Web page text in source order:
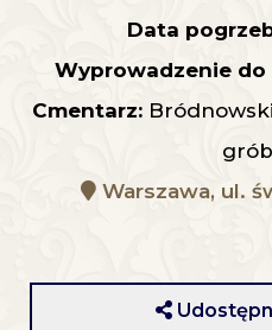
Data
Wyprowadzenie do
Cmentarz:
Warszawa, ul.